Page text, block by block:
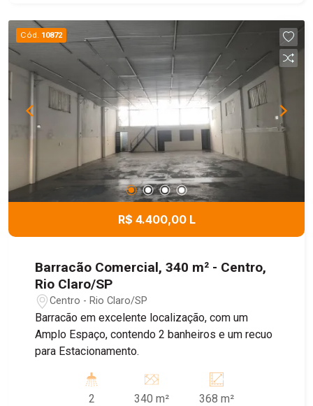
colaboradores. Aproveite essa oportunidade para
instalar seu negócio em um ponto privilegiado!
Cód. 10872
R$ 4.400,00 L
Barracão Comercial, 340 m² - Centro,
Rio Claro/SP
Centro - Rio Claro/SP
Barracão em excelente localização, com um
Amplo Espaço, contendo 2 banheiros e um recuo
para Estacionamento.
2 340 m² 368 m²